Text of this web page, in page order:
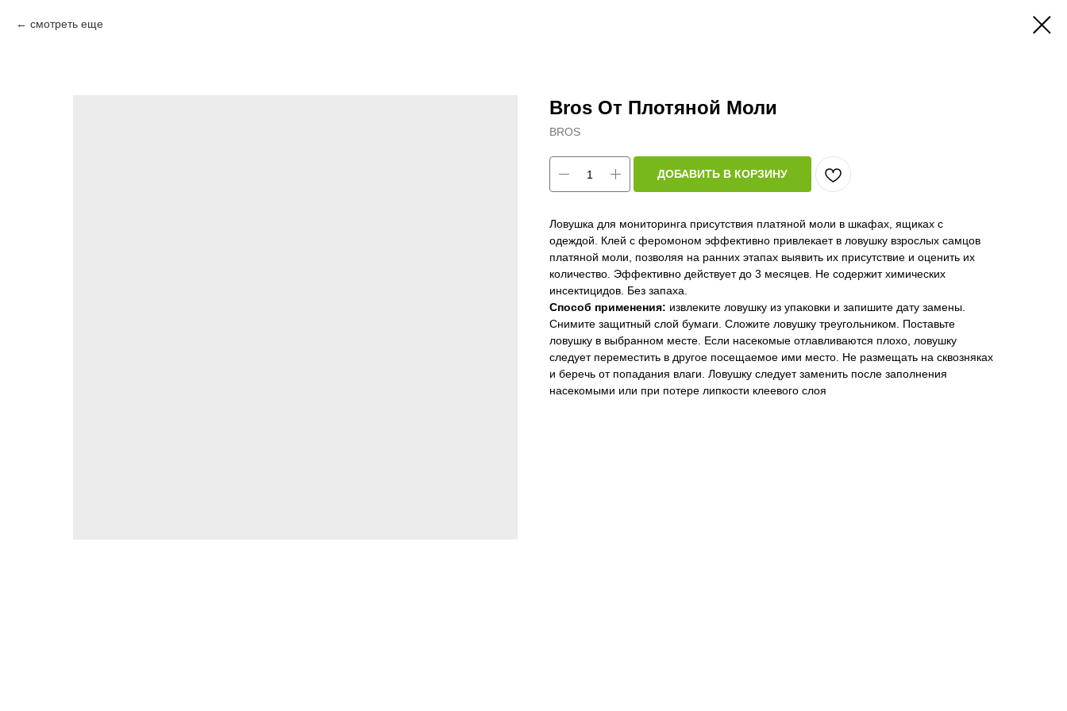
смотреть еще
Bros От Плотяной Моли
BROS
ДОБАВИТЬ В КОРЗИНУ
Ловушка для мониторинга присутствия платяной моли в шкафах, ящиках с
одеждой. Клей с феромоном эффективно привлекает в ловушку взрослых самцов
платяной моли, позволяя на ранних этапах выявить их присутствие и оценить их
количество. Эффективно действует до 3 месяцев. Не содержит химических
инсектицидов. Без запаха.
Способ применения: извлеките ловушку из упаковки и запишите дату замены.
Снимите защитный слой бумаги. Сложите ловушку треугольником. Поставьте
ловушку в выбранном месте. Если насекомые отлавливаются плохо, ловушку
следует переместить в другое посещаемое ими место. Не размещать на сквозняках
и беречь от попадания влаги. Ловушку следует заменить после заполнения
насекомыми или при потере липкости клеевого слоя